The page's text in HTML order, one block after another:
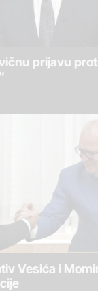
prijavu
Vesića i